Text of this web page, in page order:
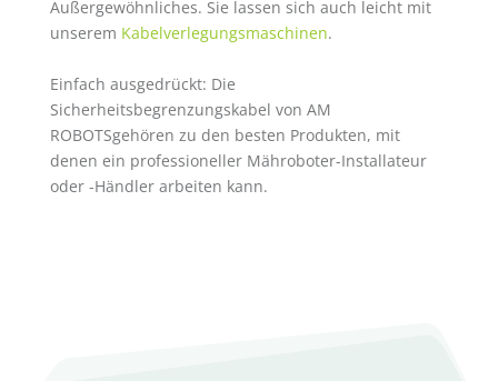
Außergewöhnliches. Sie lassen sich auch leicht mit
unserem Kabelverlegungsmaschinen.
Einfach ausgedrückt: Die
Sicherheitsbegrenzungskabel von AM
ROBOTSgehören zu den besten Produkten, mit
denen ein professioneller Mähroboter-Installateur
oder -Händler arbeiten kann.